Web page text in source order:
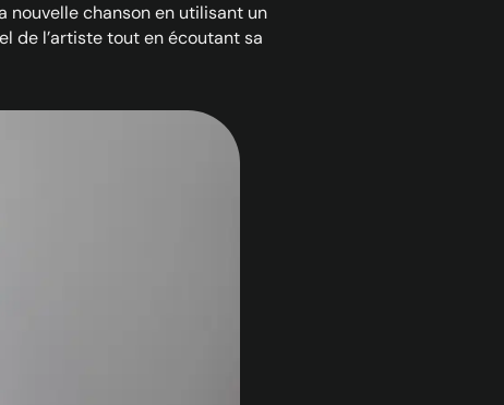
nouvelle chanson en utilisant un
de l’artiste tout en écoutant sa